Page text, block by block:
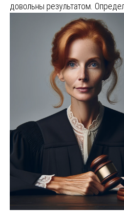
довольны результатом.